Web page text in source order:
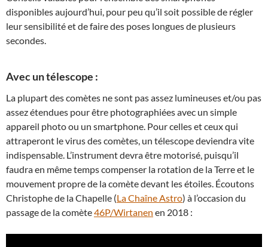
disponibles aujourd’hui, pour peu qu’il soit possible de régler
leur sensibilité et de faire des poses longues de plusieurs
secondes.
Avec un télescope :
La plupart des comètes ne sont pas assez lumineuses et/ou pas
assez étendues pour être photographiées avec un simple
appareil photo ou un smartphone. Pour celles et ceux qui
attraperont le virus des comètes, un télescope deviendra vite
indispensable. L’instrument devra être motorisé, puisqu’il
faudra en même temps compenser la rotation de la Terre et le
mouvement propre de la comète devant les étoiles. Écoutons
Christophe de la Chapelle (La Chaîne Astro) à l’occasion du
passage de la comète46P/Wirtanen en 2018 :